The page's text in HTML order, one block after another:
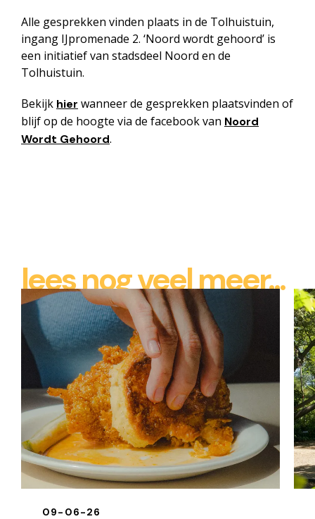
Alle gesprekken vinden plaats in de Tolhuistuin,
ingang IJpromenade 2. ‘Noord wordt gehoord’ is
een initiatief van stadsdeel Noord en de
Tolhuistuin.
Bekijk hier wanneer de gesprekken plaatsvinden of
blijf op de hoogte via de facebook van Noord
Wordt Gehoord.
lees nog veel meer...
09-06-26